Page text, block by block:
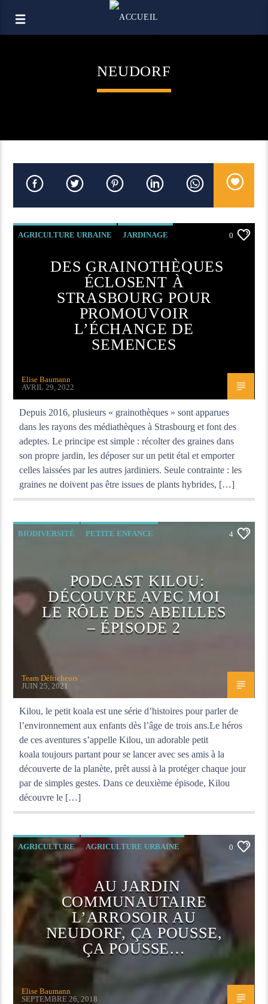
NEUDORF
AGRICULTURE URBAINE JARDINAGE 0
DES GRAINOTHÈQUES
ÉCLOSENT À
STRASBOURG POUR
PROMOUVOIR
L’ÉCHANGE DE
SEMENCES
Elise Baumann
AVRIL 29, 2022
Depuis 2016, plusieurs « grainothèques » sont apparues
dans les rayons des médiathèques à Strasbourg et font des
adeptes. Le principe est simple : récolter des graines dans
son propre jardin, les déposer sur un petit étal et emporter
celles laissées par les autres jardiniers. Seule contrainte : les
graines ne doivent pas être issues de plants hybrides, […]
BIODIVERSITÉ PETITE ENFANCE 4
PODCAST KILOU:
DÉCOUVRE AVEC MOI
LE RÔLE DES ABEILLES
– ÉPISODE 2
Team Défricheurs
JUIN 25, 2021
Kilou, le petit koala est une série d’histoires pour parler de
l’environnement aux enfants dès l’âge de trois ans.Le héros
de ces aventures s’appelle Kilou, un adorable petit
koala toujours partant pour se lancer avec ses amis à la
découverte de la planète, prêt aussi à la protéger chaque jour
par de simples gestes. Dans ce deuxième épisode, Kilou
découvre le […]
AGRICULTURE AGRICULTURE URBAINE
ENVIRONNEMENT
0
AU JARDIN
COMMUNAUTAIRE
L’ARROSOIR AU
NEUDORF, ÇA POUSSE,
ÇA POUSSE…
Elise Baumann
SEPTEMBRE 26, 2018